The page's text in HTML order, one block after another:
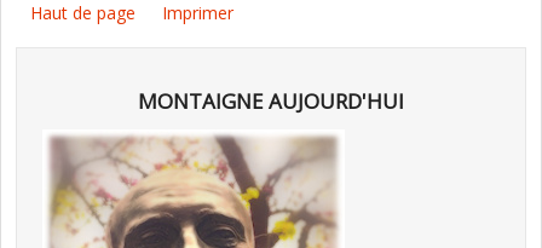
Haut de page Imprimer
MONTAIGNE AUJOURD'HUI